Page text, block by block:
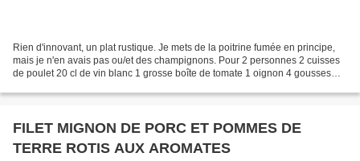
Rien d'innovant, un plat rustique. Je mets de la poitrine fumée en principe,
mais je n'en avais pas ou/et des champignons. Pour 2 personnes 2 cuisses
de poulet 20 cl de vin blanc 1 grosse boîte de tomate 1 oignon 4 gousses
FILET MIGNON DE PORC ET POMMES DE
TERRE ROTIS AUX AROMATES